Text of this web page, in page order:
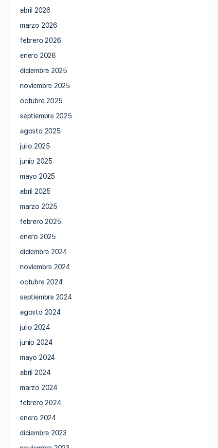
abril 2026
marzo 2026
febrero 2026
enero 2026
diciembre 2025
noviembre 2025
octubre 2025
septiembre 2025
agosto 2025
julio 2025
junio 2025
mayo 2025
abril 2025
marzo 2025
febrero 2025
enero 2025
diciembre 2024
noviembre 2024
octubre 2024
septiembre 2024
agosto 2024
julio 2024
junio 2024
mayo 2024
abril 2024
marzo 2024
febrero 2024
enero 2024
diciembre 2023